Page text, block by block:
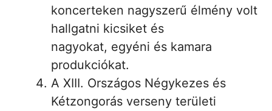
koncerteken nagyszerű élmény volt
hallgatni kicsiket és
nagyokat, egyéni és kamara
produkciókat.
A XIII. Országos Négykezes és
Kétzongorás verseny területi